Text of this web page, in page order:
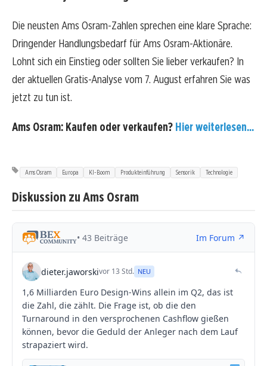
Die neusten Ams Osram-Zahlen sprechen eine klare Sprache:
Dringender Handlungsbedarf für Ams Osram-Aktionäre.
Lohnt sich ein Einstieg oder sollten Sie lieber verkaufen? In
der aktuellen Gratis-Analyse vom 7. August erfahren Sie was
jetzt zu tun ist.
Ams Osram: Kaufen oder verkaufen? Hier weiterlesen...
Ams Osram Europa KI-Boom Produkteinführung Sensorik Technologie
Diskussion zu Ams Osram